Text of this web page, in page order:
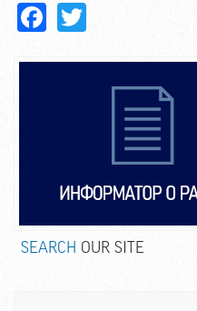
Facebook
SEARCH OUR SITE